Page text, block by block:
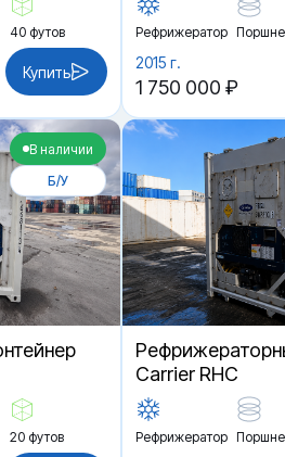
40 футов
Купить
Рефрижератор
2015 г.
1 750 000 ₽
В наличии
Б/У
20 футов
Carrier RHC
Рефрижератор